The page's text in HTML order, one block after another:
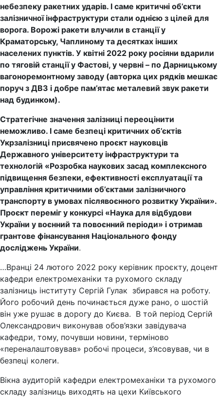
небезпеку ракетних ударів. І саме критичні об’єкти
залізничної інфраструктури стали однією з цілей для
ворога. Ворожі ракети влучили в станції у
Краматорську, Чаплиному та десятках інших
населених пунктів. У квітні 2022 року росіяни вдарили
по тяговій станції у Фастові, у червні – по Дарницькому
вагоноремонтному заводу (авторка цих рядків мешкає
поруч з ДВЗ і добре пам’ятає металевий звук ракети
над будинком).
Стратегічне значення залізниці переоцінити
неможливо. І саме безпеці критичних об’єктів
Укрзалізниці присвячено проєкт науковців
Державного університету інфраструктури та
технологій «Розробка наукових засад комплексного
підвищення безпеки, ефективності експлуатації та
управління критичними об’єктами залізничного
транспорту в умовах післявоєнного розвитку України».
Проєкт переміг у конкурсі «Наука для відбудови
України у воєнний та повоєнний періоди» і отримав
грантове фінансування Національного фонду
досліджень України.
…Вранці 24 лютого 2022 року керівник проєкту, доцент
кафедри електромеханіки та рухомого складу
залізниць інституту Сергій Гулак збирався на роботу.
Його робочий день починається дуже рано, о шостій
він уже рушає в дорогу до Києва. В той період Сергій
Олександрович виконував обов’язки завідувача
кафедри, тому, почувши новини, терміново
«переналаштовував» робочі процеси, з’ясовував, чи в
безпеці колеги.
Вікна аудиторій кафедри електромеханіки та рухомого
складу залізниць виходять на цехи Київського